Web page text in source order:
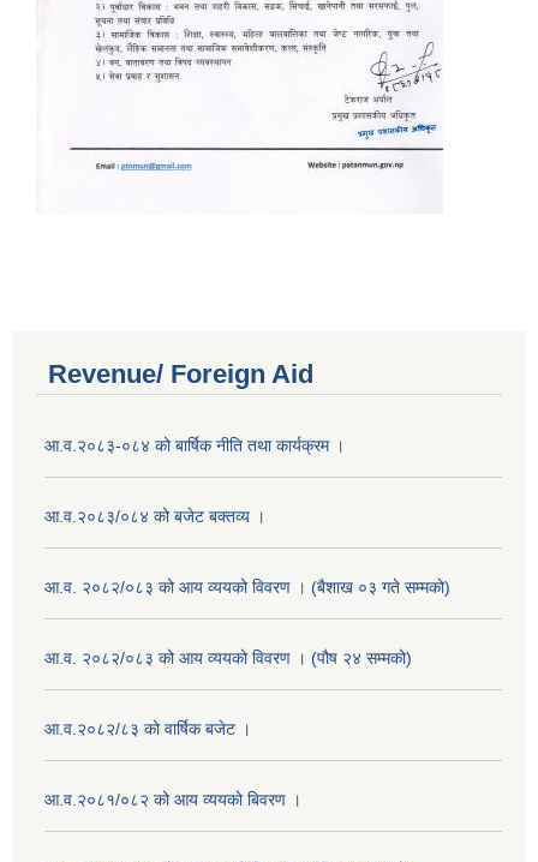
Revenue/ Foreign Aid
आ.व.२०८३-०८४ को बार्षिक नीति तथा कार्यक्रम ।
आ.व.२०८३/०८४ को बजेट बक्तव्य ।
आ.व. २०८२/०८३ को आय व्ययको विवरण । (बैशाख ०३ गते सम्मको)
आ.व. २०८२/०८३ को आय व्ययको विवरण । (पौष २४ सम्मको)
आ.व.२०८२/८३ को वार्षिक बजेट ।
आ.व.२०८१/०८२ को आय व्ययको बिवरण ।